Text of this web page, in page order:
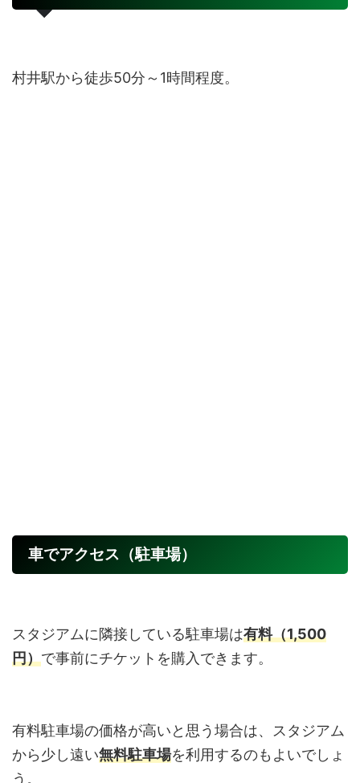
村井駅から徒歩50分～1時間程度。
車でアクセス（駐車場）
スタジアムに隣接している駐車場は有料（1,500
円）で事前にチケットを購入できます。
有料駐車場の価格が高いと思う場合は、スタジアム
から少し遠い無料駐車場を利用するのもよいでしょ
う。